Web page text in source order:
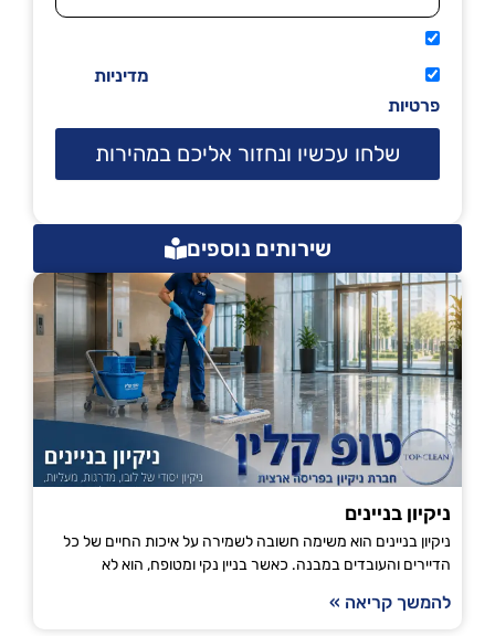
מדיניות
פרטיות
שלחו עכשיו ונחזור אליכם במהירות
שירותים נוספים
ניקיון בניינים
ניקיון בניינים הוא משימה חשובה לשמירה על איכות החיים של כל
הדיירים והעובדים במבנה. כאשר בניין נקי ומטופח, הוא לא
להמשך קריאה »